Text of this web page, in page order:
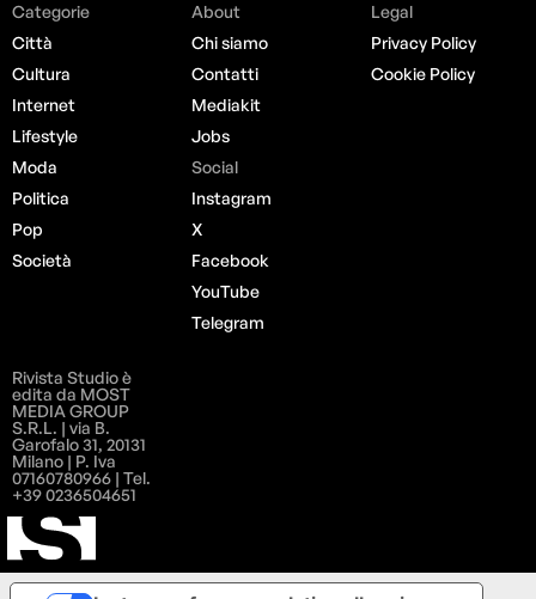
Categorie
Città
Cultura
Internet
Lifestyle
Moda
Politica
Pop
Società
About
Chi siamo
Contatti
Mediakit
Jobs
Social
Instagram
X
Facebook
YouTube
Telegram
Legal
Privacy Policy
Cookie Policy
Rivista Studio è
edita da MOST
MEDIA GROUP
S.R.L. | via B.
Garofalo 31, 20131
Milano | P. Iva
07160780966 | Tel.
+39 0236504651